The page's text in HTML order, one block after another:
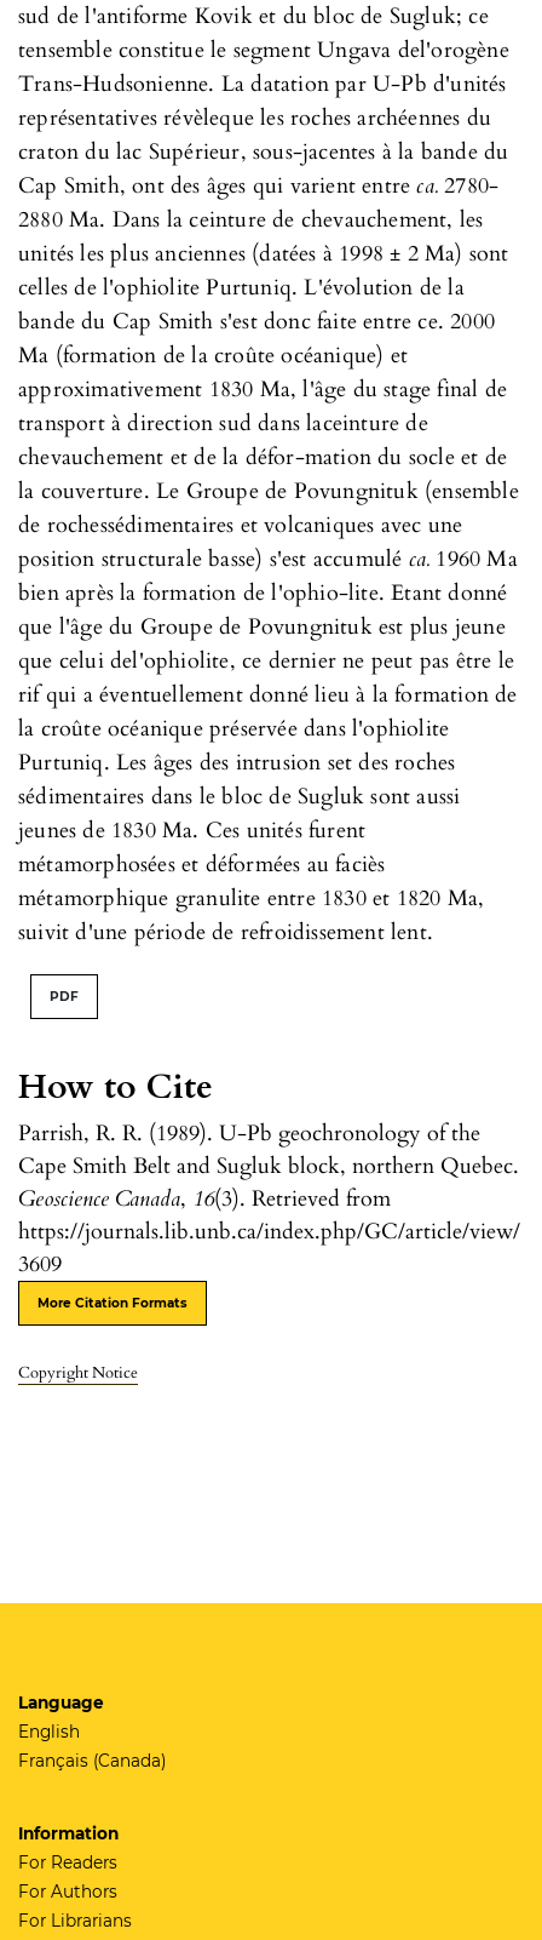
How to Cite
Parrish, R. R. (1989). U-Pb geochronology of the
Cape Smith Belt and Sugluk block, northern Quebec.
Geoscience Canada, 16(3). Retrieved from
https://journals.lib.unb.ca/index.php/GC/article/view/
3609
More Citation Formats
Copyright Notice
sud de l'antiforme Kovik et du bloc de Sugluk; ce
tensemble constitue le segment Ungava del'orogène
Trans-Hudsonienne. La datation par U-Pb d'unités
représentatives révèleque les roches archéennes du
craton du lac Supérieur, sous-jacentes à la bande du
Cap Smith, ont des âges qui varient entreca. 2780-
2880 Ma. Dans la ceinture de chevauchement, les
unités les plus anciennes (datées à 1998 ± 2 Ma) sont
celles de l'ophiolite Purtuniq. L'évolution de la
bande du Cap Smith s'est donc faite entre ce. 2000
Ma (formation de la croûte océanique) et
approximativement 1830 Ma, l'âge du stage final de
transport à direction sud dans laceinture de
chevauchement et de la défor-mation du socle et de
la couverture. Le Groupe de Povungnituk (ensemble
de rochessédimentaires et volcaniques avec une
position structurale basse) s'est accumulé ca. 1960 Ma
bien après la formation de l'ophio-lite. Etant donné
que l'âge du Groupe de Povungnituk est plus jeune
que celui del'ophiolite, ce dernier ne peut pas être le
rif qui a éventuellement donné lieu à la formation de
la croûte océanique préservée dans l'ophiolite
Purtuniq. Les âges des intrusion set des roches
sédimentaires dans le bloc de Sugluk sont aussi
jeunes de 1830 Ma. Ces unités furent
métamorphosées et déformées au faciès
métamorphique granulite entre 1830 et 1820 Ma,
suivit d'une période de refroidissement lent.
PDF
Language
English
Français (Canada)
Information
For Readers
For Authors
For Librarians